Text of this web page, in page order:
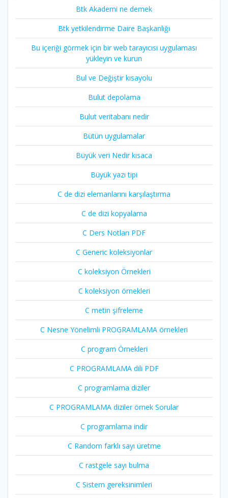
Btk Akademi ne demek
Btk yetkilendirme Daire Başkanlığı
Bu içeriği görmek için bir web tarayıcısı uygulaması
yükleyin ve kurun
Bul ve Değiştir kısayolu
Bulut depolama
Bulut veritabanı nedir
Bütün uygulamalar
Büyük veri Nedir kısaca
Büyük yazı tipi
C de dizi elemanlarını karşılaştırma
C de dizi kopyalama
C Ders Notları PDF
C Generic koleksiyonlar
C koleksiyon Örnekleri
C koleksiyon örnekleri
C metin şifreleme
C Nesne Yönelimli PROGRAMLAMA örnekleri
C program Örnekleri
C PROGRAMLAMA dili PDF
C programlama diziler
C PROGRAMLAMA diziler örnek Sorular
C programlama indir
C Random farklı sayı üretme
C rastgele sayı bulma
C Sistem gereksinimleri